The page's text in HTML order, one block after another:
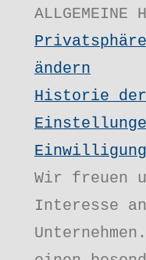
ändern
Historie